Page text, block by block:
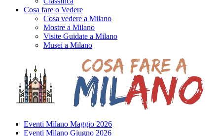
Cosa fare o Vedere
Cosa vedere a Milano
Mostre a Milano
Visite Guidate a Milano
Musei a Milano
Eventi Milano Maggio 2026
Eventi Milano Giugno 2026